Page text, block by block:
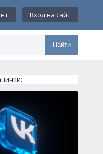
Вход на сайт
Найти